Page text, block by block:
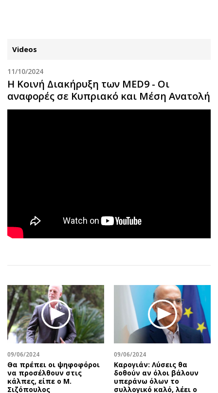
ΚΑΤΗΓΟΡΙΕΣ ΣΥΝΔΕΣΗ
Κύπρος
Αθλητισμός
Κύπρος
Κληρώσεις Allwyn
Οικονομική
Οικονομία
Real Estate
Επιχειρήσεις
Αγορές
Money Review
AstroBank Properties
Απόψεις
Geek
Νέα
Αυτοκίνηση
Αφιερώματα
Πολιτική
Οικονομία
Γενικά
Αναδρομές
Πρόσωπα
Περιβάλλον
Videos
11/10/2024
Η Κοινή Διακήρυξη των MED9 - Οι
αναφορές σε Κυπριακό και Μέση Ανατολή
09/06/2024
Θα πρέπει οι ψηφοφόροι
να προσέλθουν στις
κάλπες, είπε ο Μ.
Σιζόπουλος
09/06/2024
Καρογιάν: Λύσεις θα
δοθούν αν όλοι βάλουν
υπεράνω όλων το
συλλογικό καλό, λέει ο